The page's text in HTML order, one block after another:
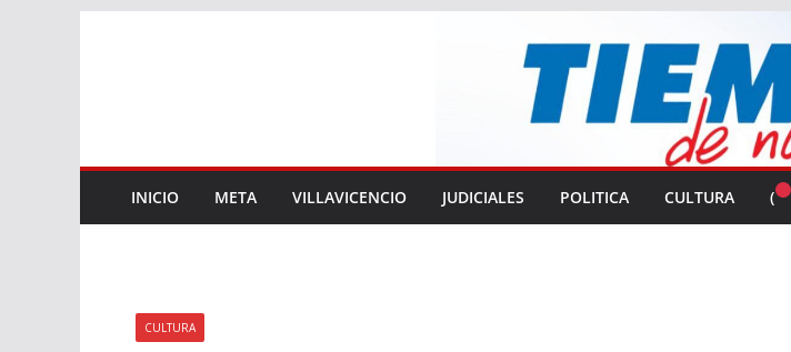
INICIO META VILLAVICENCIO JUDICIALES POLITICA CULTURA (
CULTURA